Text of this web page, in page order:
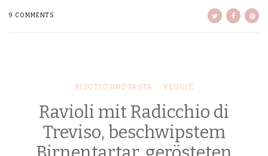
9 COMMENTS
RISOTTO UND PASTA VEGGIE
Ravioli mit Radicchio di
Treviso, beschwipstem